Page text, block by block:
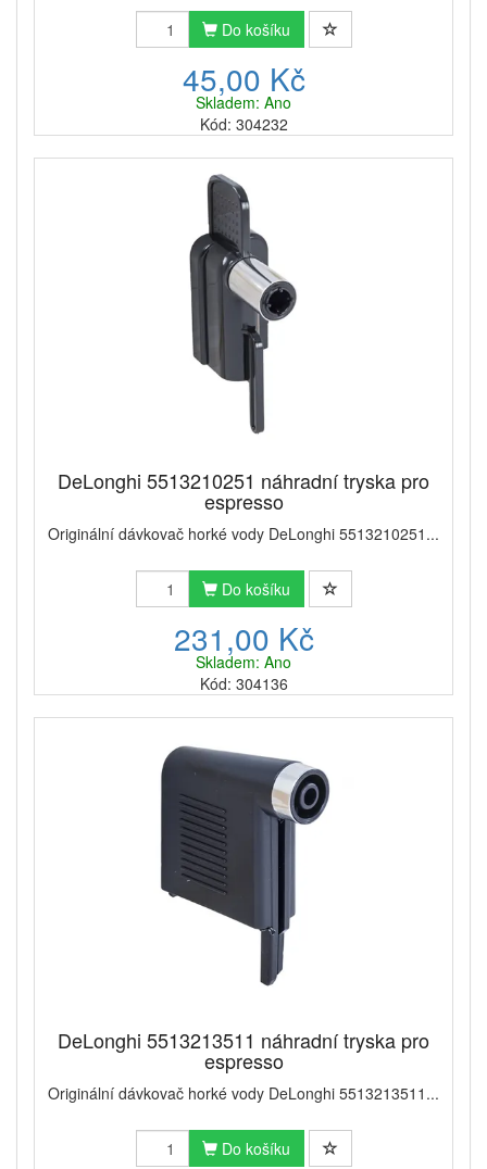
Do košíku
45,00 Kč
Skladem: Ano
Kód: 304232
DeLonghi 5513210251 náhradní tryska pro
espresso
Originální dávkovač horké vody DeLonghi 5513210251...
Do košíku
231,00 Kč
Skladem: Ano
Kód: 304136
DeLonghi 5513213511 náhradní tryska pro
espresso
Originální dávkovač horké vody DeLonghi 5513213511...
Do košíku